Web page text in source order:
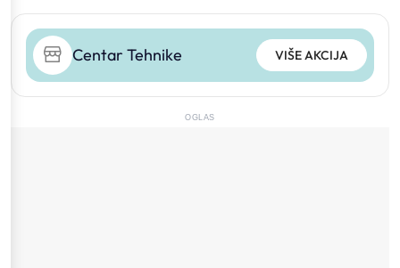
Centar Tehnike VIŠE AKCIJA
OGLAS